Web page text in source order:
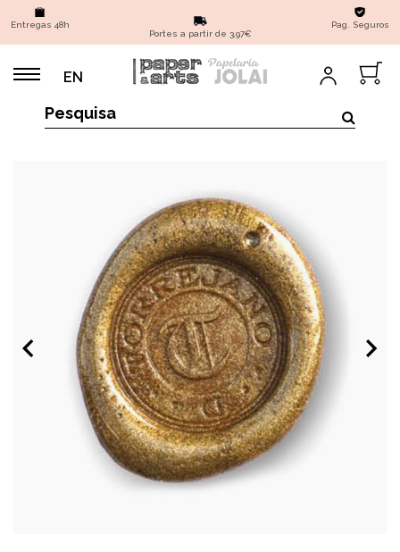
Entregas 48h
Portes a partir de 3,97€
Pag. Seguros
EN